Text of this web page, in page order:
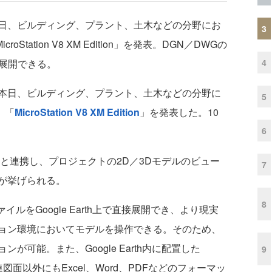
、ビルディング、プラント、土木などの分野にお
V8 XM Edition」を発表。DGN／DWGの
できる。
日、ビルディング、プラント、土木などの分野に
「MicroStation V8 XM Edition 」を発表した。10
と連携し、プロジェクトの2D／3Dモデルのビュー
げられる。
ルをGoogle Earth上で直接展開でき、より現実
環境においてモデルを操作できる。そのため、
ンが可能。また、Google Earth内に配置した
面以外にもExcel、Word、PDFなどのフォーマッ
3
4
5
6
7
8
9